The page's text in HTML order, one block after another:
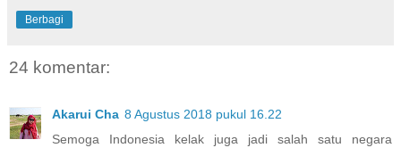
Berbagi
24 komentar:
Akarui Cha 8 Agustus 2018 pukul 16.22
Semoga Indonesia kelak juga jadi salah satu negara